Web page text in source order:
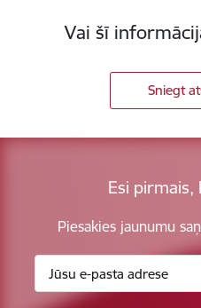
Vai šī
Sniegt
Esi pirmais,
Piesakies jaunumu